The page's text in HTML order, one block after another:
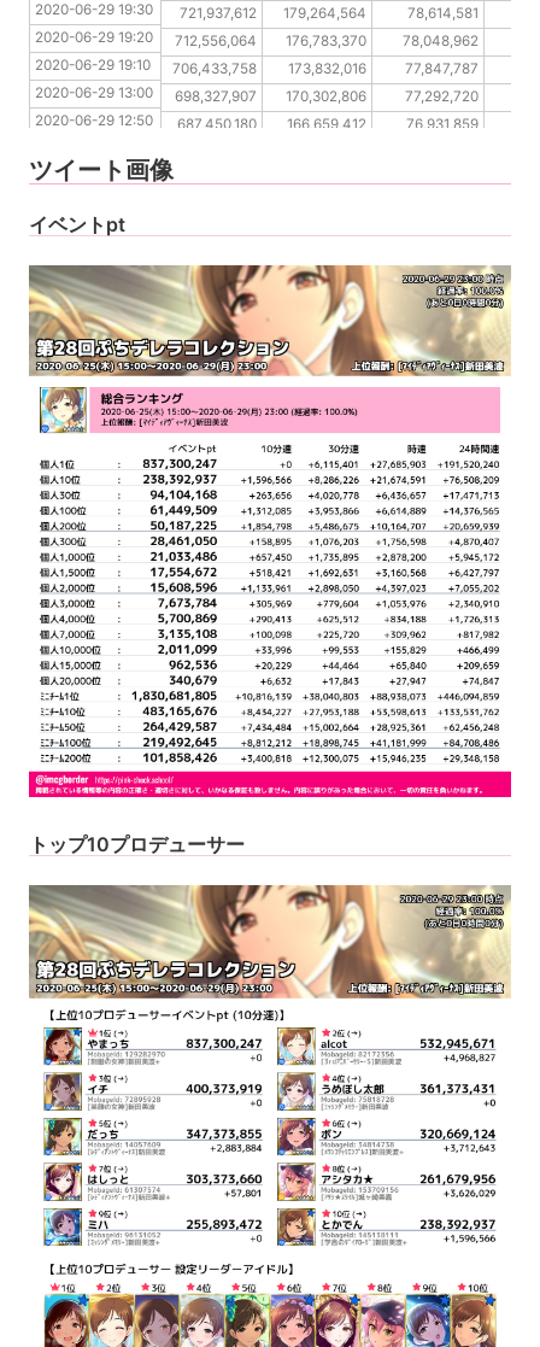
2020-06-29 19:20 721,937,612 179,264,564 78,614,581
2020-06-29 19:10
712,556,064 176,783,370 78,048,962
2020-06-29 13:00
706,433,758 173,832,016 77,847,787
2020-06-29 12:50
698,327,907 170,302,806 77,292,720
2020-06-29 12:40
687,450,180 166,659,412 76,931,859
2020-06-29 12:20
665,227,127 162,249,780 76,874,890
2020-06-29 19:30
2020-06-29 19:20
2020-06-29 19:10
2020-06-29 13:00
2020-06-29 12:50
2020-06-29 12:30
ツイート画像
イベントpt
トップ10プロデューサー